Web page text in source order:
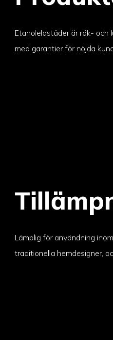
Etanoleldstäder är rök- och
med garantier för nöjda
Lämplig för användning
traditionella hemdesigner,